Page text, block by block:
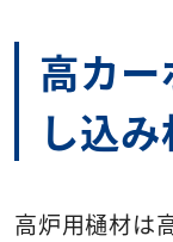
高カ
し込
高炉用樋材は